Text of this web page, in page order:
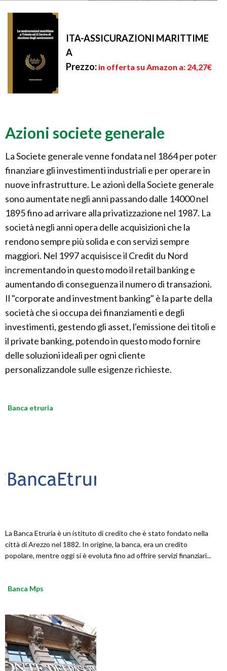
ITA-ASSICURAZIONI MARITTIME
A
Prezzo: in offerta su Amazon a: 24,27€
Azioni societe generale
La Societe generale venne fondata nel 1864 per poter
finanziare gli investimenti industriali e per operare in
nuove infrastrutture. Le azioni della Societe generale
sono aumentate negli anni passando dalle 14000 nel
1895 fino ad arrivare alla privatizzazione nel 1987. La
società negli anni opera delle acquisizioni che la
rendono sempre più solida e con servizi sempre
maggiori. Nel 1997 acquisisce il Credit du Nord
incrementando in questo modo il retail banking e
aumentando di conseguenza il numero di transazioni.
Il "corporate and investment banking" è la parte della
società che si occupa dei finanziamenti e degli
investimenti, gestendo gli asset, l'emissione dei titoli e
il private banking, potendo in questo modo fornire
delle soluzioni ideali per ogni cliente
personalizzandole sulle esigenze richieste.
Banca etruria
La Banca Etruria è un istituto di credito che è stato fondato nella
città di Arezzo nel 1882. In origine, la banca, era un credito
popolare, mentre oggi si è evoluta fino ad offrire servizi finanziari...
Banca Mps